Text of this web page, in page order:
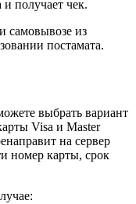
получает чек.
самовывозе из
постамата.
выбрать вариант
Visa и Master
на сервер
номер карты, срок